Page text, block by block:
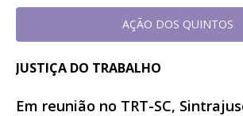
AÇÃO DOS QUINTOS
JUSTIÇA DO TRABALHO
Em reunião no TRT-SC,